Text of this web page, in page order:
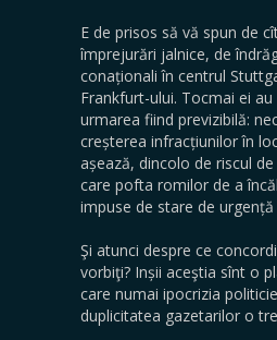
E de prisos să vă spun de
împrejurări jalnice, de
conaționali în centrul
Frankfurt-ului. Tocmai ei
urmarea fiind previzibilă:
creșterea infracțiunilor în
așează, dincolo de riscul
care pofta romilor de a
impuse de stare de
Şi atunci despre ce
vorbiţi? Inșii aceştia sînt o
care numai ipocrizia
duplicitatea gazetarilor o